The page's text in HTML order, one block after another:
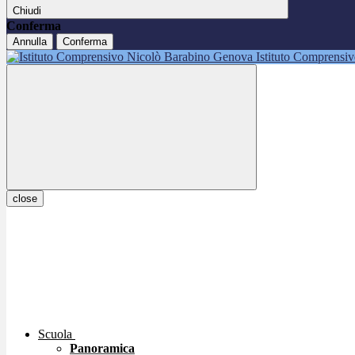
Chiudi
Conferma
Annulla Conferma
Istituto
close
Scuola
Panoramica